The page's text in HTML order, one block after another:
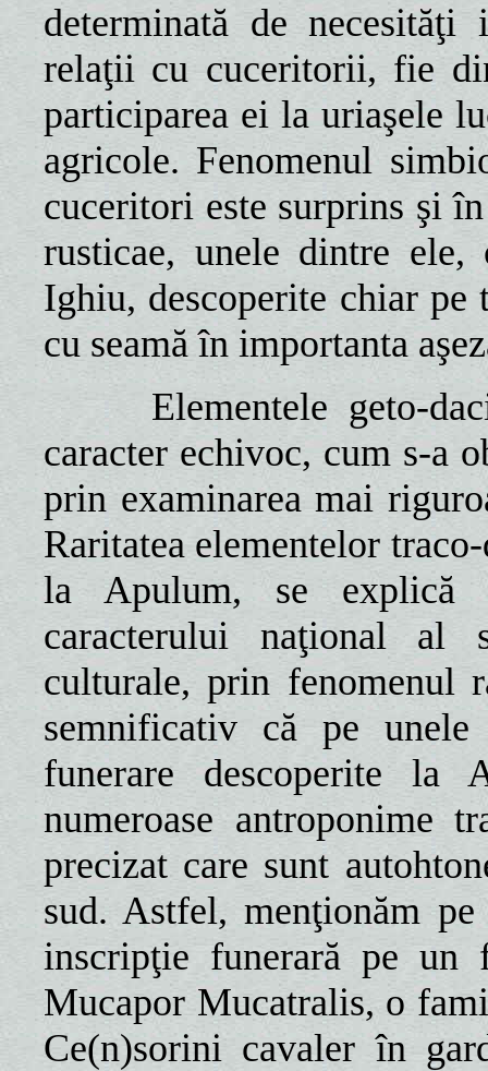
determinată de necesităţi
relaţii cu cuceritorii, fie
participarea ei la uriaşele
agricole. Fenomenul
cuceritori este surprins şi
rusticae, unele dintre
Ighiu, descoperite chiar
cu seamă în importanta
Elementele geto-
caracter echivoc, cum s-a
prin examinarea mai
Raritatea elementelor
la Apulum, se explică
caracterului naţional al
culturale, prin fenomenul
semnificativ că pe
funerare descoperite la
numeroase antroponime
precizat care sunt
sud. Astfel, menţionăm
inscripţie funerară pe un
Mucapor Mucatralis, o
Ce(n)sorini cavaler în